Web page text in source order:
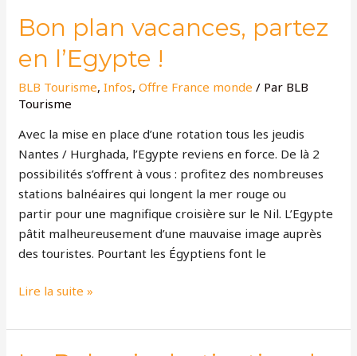
Bon plan vacances, partez
en l’Egypte !
BLB Tourisme,Infos,Offre France monde / Par BLB
Tourisme
Avec la mise en place d’une rotation tous les jeudis
Nantes / Hurghada, l’Egypte reviens en force. De là 2
possibilités s’offrent à vous : profitez des nombreuses
stations balnéaires qui longent la mer rouge ou
partir pour une magnifique croisière sur le Nil. L’Egypte
pâtit malheureusement d’une mauvaise image auprès
des touristes. Pourtant les Égyptiens font le
Bon
plan
vacances,
partez
en
!
Lire la suite »